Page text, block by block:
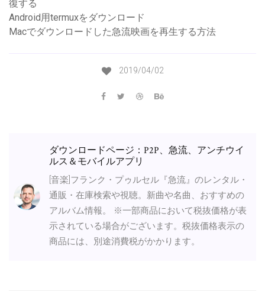
復する
Android用termuxをダウンロード
Macでダウンロードした急流映画を再生する方法
2019/04/02
ダウンロードページ：P2P、急流、アンチウイ
ルス＆モバイルアプリ
[音楽]フランク・プゥルセル『急流』のレンタル・
通販・在庫検索や視聴。新曲や名曲、おすすめの
アルバム情報。 ※一部商品において税抜価格が表
示されている場合がございます。税抜価格表示の
商品には、別途消費税がかかります。